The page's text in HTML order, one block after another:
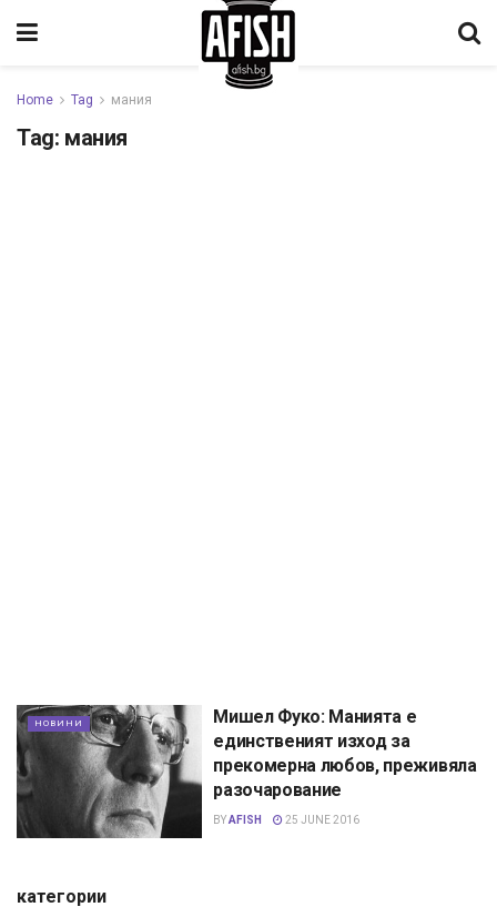
Home Tag мания
Tag: мания
НОВИНИ
Мишел Фуко: Манията е
единственият изход за
прекомерна любов, преживяла
разочарование
BYAFISH 25 JUNE 2016
категории